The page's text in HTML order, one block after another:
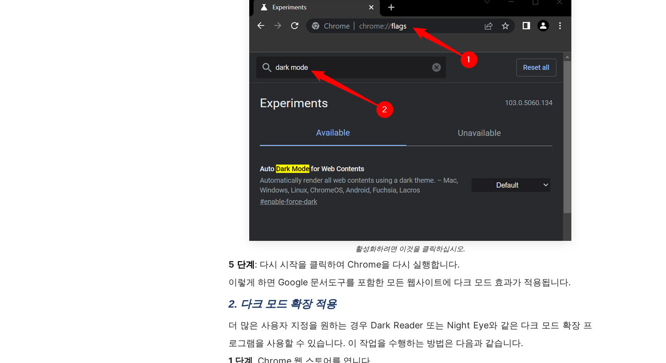
활성화하려면 이것을 클릭하십시오.
5 단계 : 다시 시작을 클릭하여 Chrome을 다시 실행합니다.
이렇게 하면 Google 문서도구를 포함한 모든 웹사이트에 다크 모드 효과가 적용됩니다.
2. 다크 모드 확장 적용
더 많은 사용자 지정을 원하는 경우 Dark Reader 또는 Night Eye와 같은 다크 모드 확장 프
로그램을 사용할 수 있습니다. 이 작업을 수행하는 방법은 다음과 같습니다.